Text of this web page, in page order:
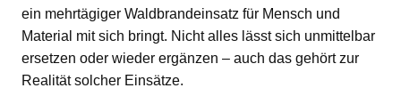
ein mehrtägiger Waldbrandeinsatz für Mensch und
Material mit sich bringt. Nicht alles lässt sich unmittelbar
ersetzen oder wieder ergänzen – auch das gehört zur
Realität solcher Einsätze.